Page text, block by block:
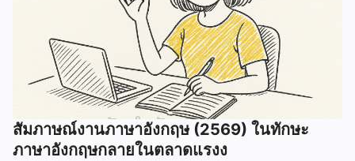
สัมภาษณ์งานภาษาอังกฤษ (2569) ในทักษะ
ภาษาอังกฤษกลายในตลาดแรงง